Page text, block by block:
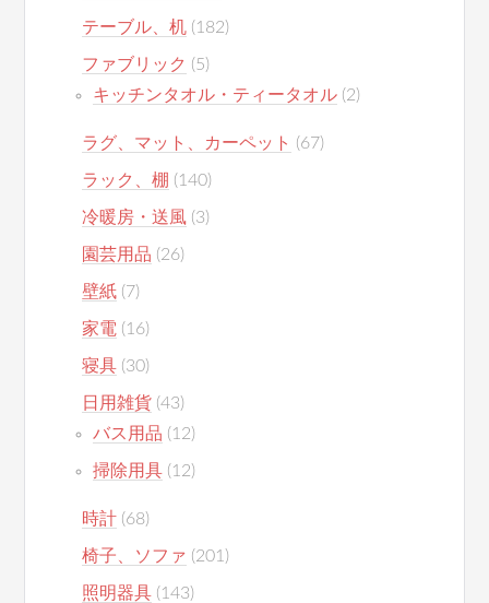
テーブル、机 (182)
ファブリック (5)
キッチンタオル・ティータオル (2)
ラグ、マット、カーペット (67)
ラック、棚 (140)
冷暖房・送風 (3)
園芸用品 (26)
壁紙 (7)
家電 (16)
寝具 (30)
日用雑貨 (43)
バス用品 (12)
掃除用具 (12)
時計 (68)
椅子、ソファ (201)
照明器具 (143)